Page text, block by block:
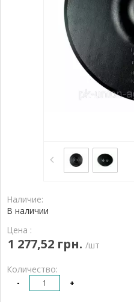
Наличие:
В наличии
Цена :
1 277,52 грн. /шт
Количество:
- +